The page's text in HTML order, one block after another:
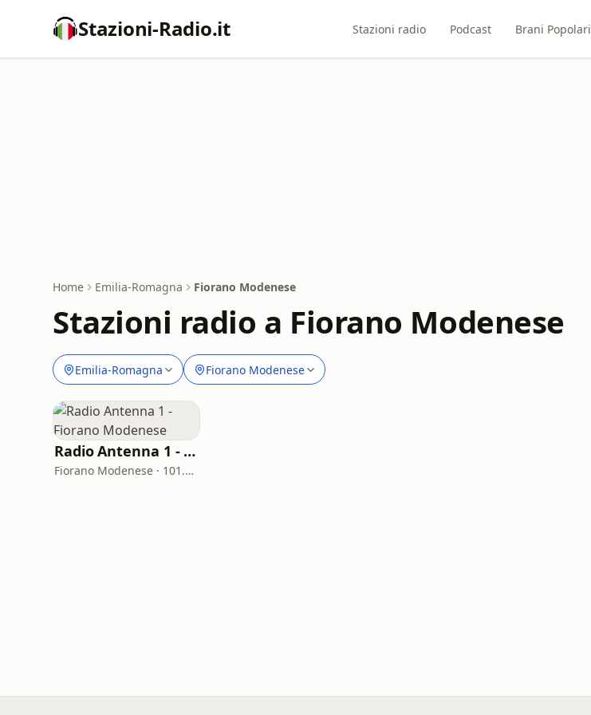
Stazioni-Radio.it Stazioni radio Podcast Brani Popolari
Home Emilia-Romagna Fiorano Modenese
Stazioni radio a Fiorano Modenese
Emilia-Romagna Fiorano Modenese
Radio Antenna 1 - Fiorano Modenese
Fiorano Modenese · 101.3 FM